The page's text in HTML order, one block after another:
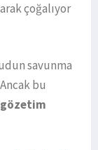
çoğalıyor
savunma
bu
gözetim